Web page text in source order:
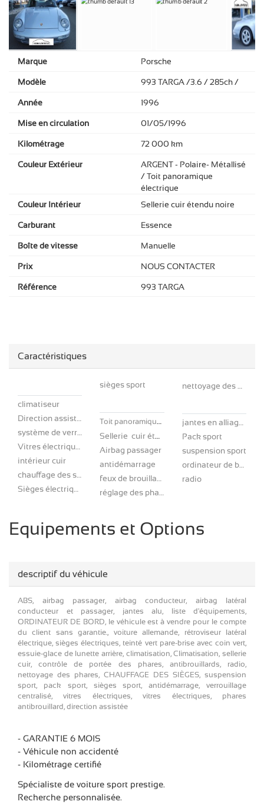
Marque Porsche
Modèle 993 TARGA /3.6 / 285ch /
Année 1996
Mise en circulation 01/05/1996
Kilométrage 72 000 km
Couleur Extérieur
ARGENT - Polaire- Métallisé
/ Toit panoramique
électrique
Couleur Intérieur
Sellerie cuir étendu noire
Carburant Essence
Boîte de vitesse Manuelle
Prix NOUS CONTACTER
Référence 993 TARGA
Caractéristiques
climatiseur
Direction assistée
système de verrouillage centralisé
Vitres électriques
intérieur cuir
chauffage des sièges
Sièges électriques
sièges sport
Toit panoramique électrique
Sellerie cuir étendu noire
Airbag passager
antidémarrage
feux de brouillard
réglage des phares
nettoyage des phares
jantes en alliage 17''
Pack sport
suspension sport
ordinateur de bord
radio
Equipements et Options
descriptif du véhicule
ABS, airbag passager, airbag conducteur, airbag latéral
conducteur et passager, jantes alu, liste d'équipements,
ORDINATEUR DE BORD, le véhicule est à vendre pour le compte
du client sans garantie., voiture allemande, rétroviseur latéral
électrique, sièges électriques, teinté vert pare-brise avec coin vert,
essuie-glace de lunette arrière, climatisation, Climatisation, sellerie
cuir, contrôle de portée des phares, antibrouillards, radio,
nettoyage des phares, CHAUFFAGE DES SIÈGES, suspension
sport, pack sport, sièges sport, antidémarrage, verrouillage
centralisé, vitres électriques, vitres électriques, phares
antibrouillard, direction assistée
- GARANTIE 6 MOIS
- Véhicule non accidenté
- Kilométrage certifié
Spécialiste de voiture sport prestige.
Recherche personnalisée.